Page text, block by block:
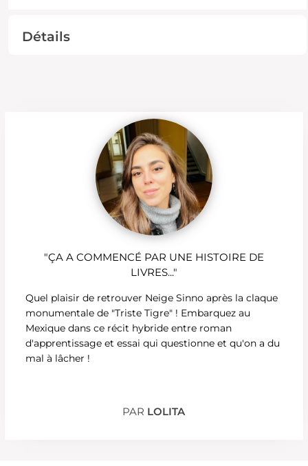
Détails
"ÇA A COMMENCÉ PAR UNE HISTOIRE DE
LIVRES..."
Quel plaisir de retrouver Neige Sinno après la claque
monumentale de "Triste Tigre" ! Embarquez au
Mexique dans ce récit hybride entre roman
d'apprentissage et essai qui questionne et qu'on a du
mal à lâcher !
PAR LOLITA